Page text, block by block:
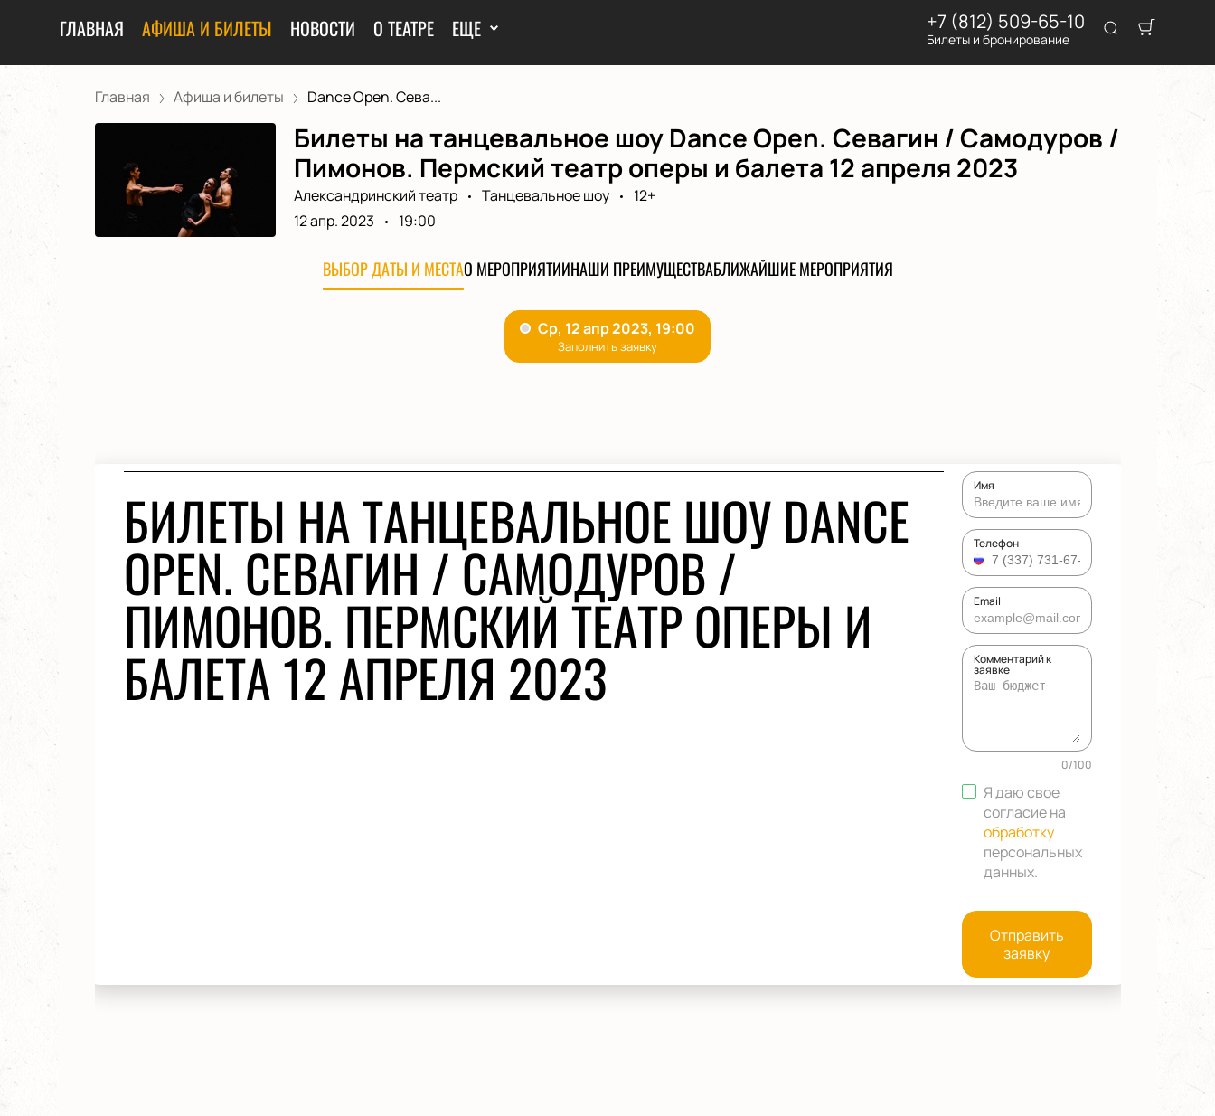
ГЛАВНАЯ АФИША И БИЛЕТЫ НОВОСТИ О ТЕАТРЕ ЕЩЕ +7 (812) 509-65-10
Билеты и бронирование
Главная Афиша и билеты Dance Open. Сева...
Билеты на танцевальное шоу Dance Open. Севагин / Самодуров /
Пимонов. Пермский театр оперы и балета 12 апреля 2023
Александринский театр Танцевальное шоу
12+
12 апр. 2023
19:00
ВЫБОР ДАТЫ И МЕСТАО МЕРОПРИЯТИИНАШИ ПРЕИМУЩЕСТВАБЛИЖАЙШИЕ МЕРОПРИЯТИЯ
БИЛЕТЫ НА ТАНЦЕВАЛЬНОЕ ШОУ DANCE
OPEN. СЕВАГИН / САМОДУРОВ /
ПИМОНОВ. ПЕРМСКИЙ ТЕАТР ОПЕРЫ И
БАЛЕТА 12 АПРЕЛЯ 2023
Имя
Телефон
Email
Комментарий к
заявке
0/100
Я даю свое
согласие на
обработку
персональных
данных.
Отправить
заявку